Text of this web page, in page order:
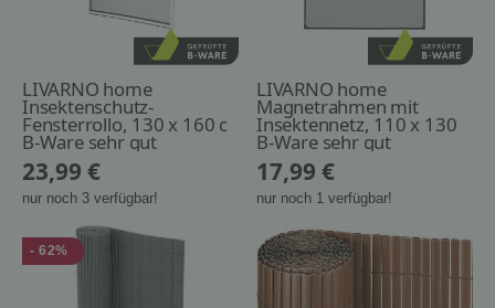
LIVARNO home
Insektenschutz-
Fensterrollo, 130 x 160 c
B-Ware sehr gut
23,99 €
nur noch 3 verfügbar!
LIVARNO home
Magnetrahmen mit
Insektennetz, 110 x 130
cm, anthrazit
B-Ware sehr gut
17,99 €
nur noch 1 verfügbar!
- 62%